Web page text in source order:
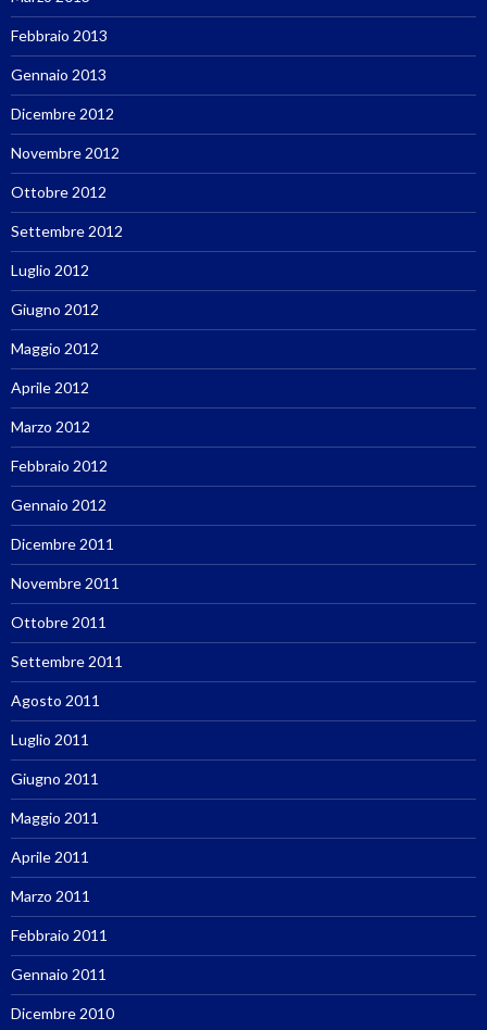
Febbraio 2013
Gennaio 2013
Dicembre 2012
Novembre 2012
Ottobre 2012
Settembre 2012
Luglio 2012
Giugno 2012
Maggio 2012
Aprile 2012
Marzo 2012
Febbraio 2012
Gennaio 2012
Dicembre 2011
Novembre 2011
Ottobre 2011
Settembre 2011
Agosto 2011
Luglio 2011
Giugno 2011
Maggio 2011
Aprile 2011
Marzo 2011
Febbraio 2011
Gennaio 2011
Dicembre 2010